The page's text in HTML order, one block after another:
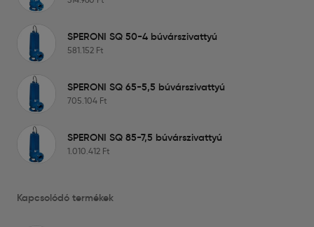
SPERONI SQ 50-4 búvárszivattyú
581.152 Ft
SPERONI SQ 65-5,5 búvárszivattyú
705.104 Ft
SPERONI SQ 85-7,5 búvárszivattyú
1.010.412 Ft
Kapcsolódó termékek